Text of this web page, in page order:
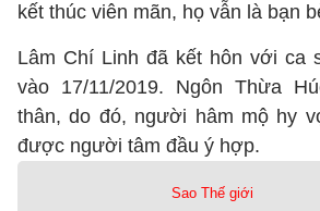
kết thúc viên mãn, họ vẫn là bạn
Lâm Chí Linh đã kết hôn với ca
vào 17/11/2019. Ngôn Thừa
thân, do đó, người hâm mộ hy
được người tâm đầu ý hợp.
Sao Thế giới